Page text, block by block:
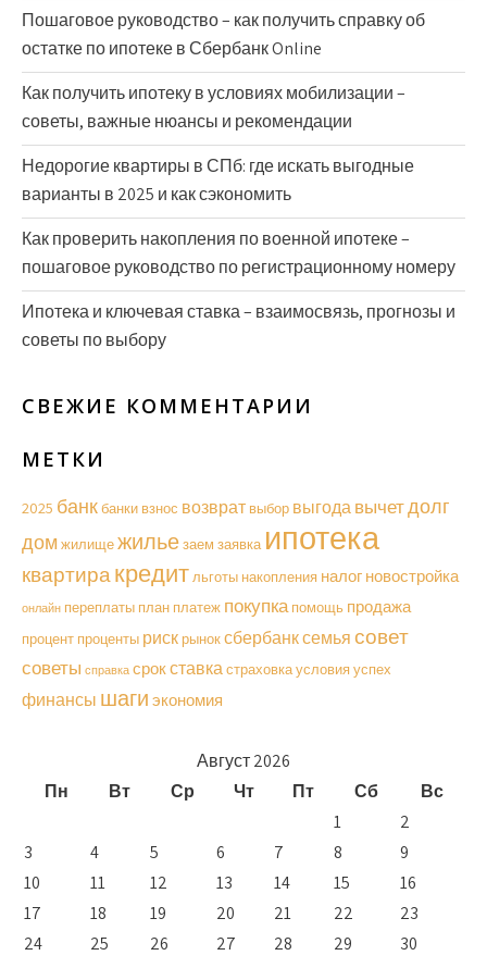
Пошаговое руководство – как получить справку об
остатке по ипотеке в Сбербанк Online
Как получить ипотеку в условиях мобилизации –
советы, важные нюансы и рекомендации
Недорогие квартиры в СПб: где искать выгодные
варианты в 2025 и как сэкономить
Как проверить накопления по военной ипотеке –
пошаговое руководство по регистрационному номеру
Ипотека и ключевая ставка – взаимосвязь, прогнозы и
советы по выбору
СВЕЖИЕ КОММЕНТАРИИ
МЕТКИ
2025 банкбанки взнос возврат выбор выгодавычетдолг
домжилищежильезаем заявка ипотека
квартиракредитльготы накопления налог новостройка
онлайн переплаты план платеж покупка помощь продажа
процент проценты рискрыноксбербанксемьясовет
советы справка срокставкастраховкаусловияуспех
финансы шаги экономия
Август 2026
Пн
Вт Ср Чт Пт Сб
Вс
1
2
3
4 5 6 7 8
9
10
11 12 13 14 15
16
17
18 19 20 21 22
23
24
25 26 27 28 29
30